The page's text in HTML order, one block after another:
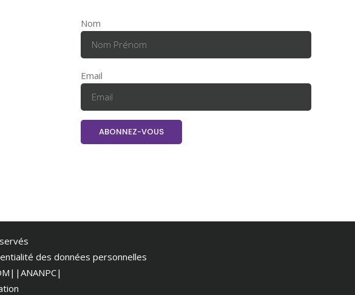
Nom
Email
des données personnelles
|ANANPC|